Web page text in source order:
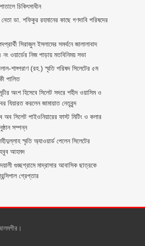
চিকিৎসাধীন
নেতা ডা. শফিকুর রহমানের কাছে গণদাবি পরিষদের
সিরাজুল ইসলামের সমর্থনে জালালাবাদ
ওয়ার্ডের নিজ পাড়ায় মতবিনিময় সভা
শাহ্পরাণ (রহ.) স্মৃতি পরিষদ সিলেটের ৫ম
পালিত
অংশ হিসেবে সিলেট সদরে শহীদ ওয়াসিম ও
যিয়ারত করলেন জামায়াত নেতৃবৃন্দ
অব সিলেট পাইওনিয়ারের ফাস্ট মিটিং ও কলার
সম্পন্ন
স্মৃতি অ্যাওয়ার্ড পেলেন সিলেটের
আহমদ
গুচ্ছগ্রামে মাদ্রাসার আবাসিক ছাত্রকে
গ্রেপ্তার